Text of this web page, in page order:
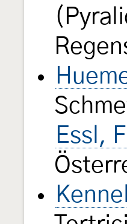
Essl,